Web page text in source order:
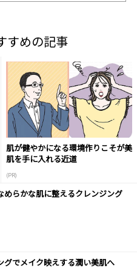
すめの記事
肌が健やかになる環境作りこそが美
肌を手に入れる近道
(PR)
めらかな肌に整えるクレンジング
グでメイク映えする潤い美肌へ